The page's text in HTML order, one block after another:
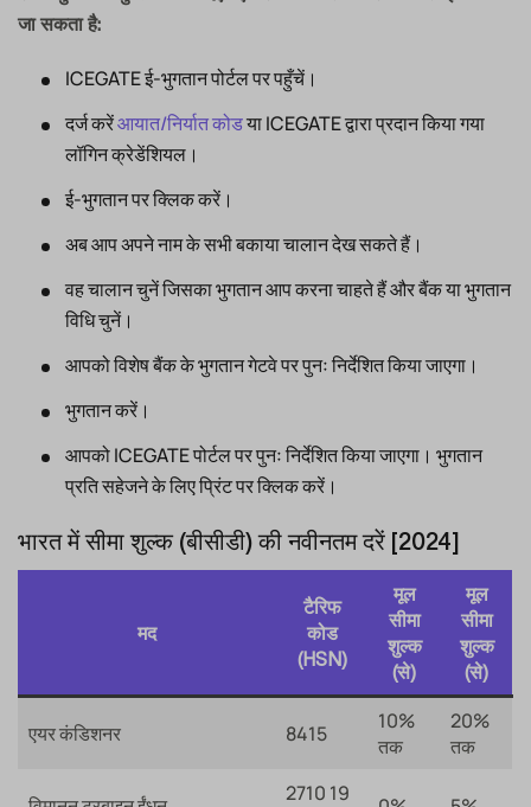
जा सकता है:
ICEGATE ई-भुगतान पोर्टल पर पहुँचें।
दर्ज करेंआयात/निर्यात कोडया ICEGATE द्वारा प्रदान किया गया
लॉगिन क्रेडेंशियल।
ई-भुगतान पर क्लिक करें।
अब आप अपने नाम के सभी बकाया चालान देख सकते हैं।
वह चालान चुनें जिसका भुगतान आप करना चाहते हैं और बैंक या भुगतान
विधि चुनें।
आपको विशेष बैंक के भुगतान गेटवे पर पुनः निर्देशित किया जाएगा।
भुगतान करें।
आपको ICEGATE पोर्टल पर पुनः निर्देशित किया जाएगा। भुगतान
प्रति सहेजने के लिए प्रिंट पर क्लिक करें।
भारत में सीमा शुल्क (बीसीडी) की नवीनतम दरें [2024]
मद
टैरिफ
कोड
(HSN)
मूल
सीमा
शुल्क
(से)
मूल
सीमा
शुल्क
(से)
एयर कंडिशनर 8415
10%
तक
20%
तक
2710 19